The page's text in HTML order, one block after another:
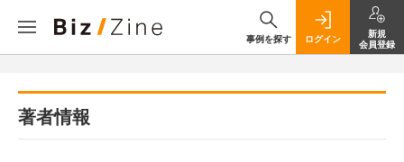
事例を探す ログイン
新規
会員登録
著者情報